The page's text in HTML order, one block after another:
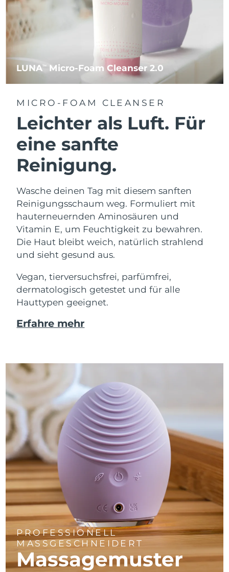
LUNATM Micro-Foam Cleanser 2.0
MICRO-FOAM CLEANSER
Leichter als Luft. Für
eine sanfte
Reinigung.
Wasche deinen Tag mit diesem sanften
Reinigungsschaum weg. Formuliert mit
hauterneuernden Aminosäuren und
Vitamin E, um Feuchtigkeit zu bewahren.
Die Haut bleibt weich, natürlich strahlend
und sieht gesund aus.
Vegan, tierversuchsfrei, parfümfrei,
dermatologisch getestet und für alle
Hauttypen geeignet.
Erfahre mehr
PROFESSIONELL
MASSGESCHNEIDERT
Massagemuster